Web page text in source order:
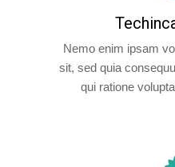
Nemo enim ipsam
sit, sed quia
qui ratione